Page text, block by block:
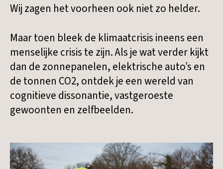
Wij zagen het voorheen ook niet zo helder.
Maar toen bleek de klimaatcrisis ineens een
menselijke crisis te zijn. Als je wat verder kijkt
dan de zonnepanelen, elektrische auto’s en
de tonnen CO2, ontdek je een wereld van
cognitieve dissonantie, vastgeroeste
gewoonten en zelfbeelden.